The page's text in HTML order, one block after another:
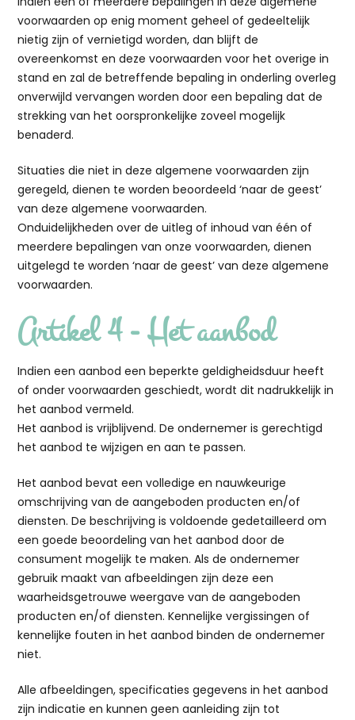
voorwaarden op enig moment geheel of gedeeltelijk
nietig zijn of vernietigd worden, dan blijft de
overeenkomst en deze voorwaarden voor het overige in
stand en zal de betreffende bepaling in onderling overleg
onverwijld vervangen worden door een bepaling dat de
strekking van het oorspronkelijke zoveel mogelijk
benaderd.
Situaties die niet in deze algemene voorwaarden zijn
geregeld, dienen te worden beoordeeld ‘naar de geest’
van deze algemene voorwaarden.
Onduidelijkheden over de uitleg of inhoud van één of
meerdere bepalingen van onze voorwaarden, dienen
uitgelegd te worden ‘naar de geest’ van deze algemene
voorwaarden.
Artikel 4 - Het aanbod
Indien een aanbod een beperkte geldigheidsduur heeft
of onder voorwaarden geschiedt, wordt dit nadrukkelijk in
het aanbod vermeld.
Het aanbod is vrijblijvend. De ondernemer is gerechtigd
het aanbod te wijzigen en aan te passen.
Het aanbod bevat een volledige en nauwkeurige
omschrijving van de aangeboden producten en/of
diensten. De beschrijving is voldoende gedetailleerd om
een goede beoordeling van het aanbod door de
consument mogelijk te maken. Als de ondernemer
gebruik maakt van afbeeldingen zijn deze een
waarheidsgetrouwe weergave van de aangeboden
producten en/of diensten. Kennelijke vergissingen of
kennelijke fouten in het aanbod binden de ondernemer
niet.
Alle afbeeldingen, specificaties gegevens in het aanbod
zijn indicatie en kunnen geen aanleiding zijn tot